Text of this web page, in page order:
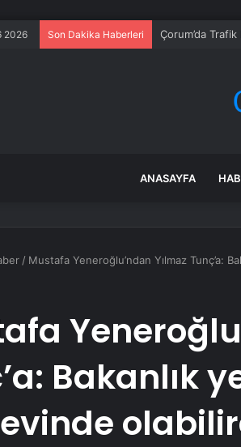
2026 Son Dakika Haberleri Çorum’da Trafik
ANASAYFA
/ Mustafa Yeneroğlu’ndan Yılmaz Tunç’a:
Bakanlık